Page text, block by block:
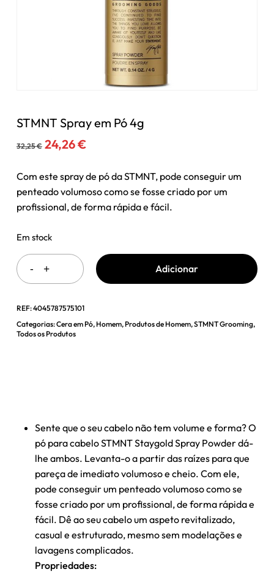
STMNT Spray em Pó 4g
32,25€ O
original
era:
32,25 €.
24,26€O
atual
é:
24,26 €.
Com este spray de pó da STMNT, pode conseguir um
penteado volumoso como se fosse criado por um
profissional, de forma rápida e fácil.
Em stock
Adicionar
REF:4045787575101
Categorias:Cera em Pó,Homem,Produtos de Homem,STMNT Grooming,
Todos os Produtos
Sente que o seu cabelo não tem volume e forma? O
pó para cabelo STMNT Staygold Spray Powder dá-
lhe ambos. Levanta-o a partir das raízes para que
pareça de imediato volumoso e cheio. Com ele,
pode conseguir um penteado volumoso como se
fosse criado por um profissional, de forma rápida e
fácil. Dê ao seu cabelo um aspeto revitalizado,
casual e estruturado, mesmo sem modelações e
lavagens complicados.
Propriedades: